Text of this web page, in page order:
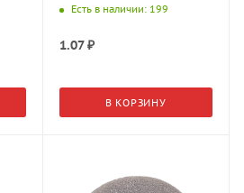
Есть в наличии: 199
1.07₽
В КОРЗИНУ